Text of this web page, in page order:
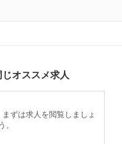
オススメ求人
ずは求人を閲覧しましょ
う。